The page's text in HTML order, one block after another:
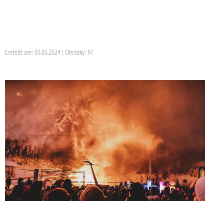
Erstellt am: 03.03.2024 | Obrázky: 97